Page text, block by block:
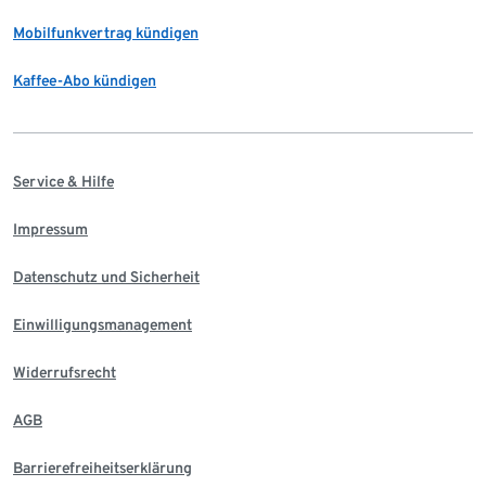
Mobilfunkvertrag kündigen
Kaffee-Abo kündigen
Service & Hilfe
Impressum
Datenschutz und Sicherheit
Einwilligungsmanagement
Widerrufsrecht
AGB
Barrierefreiheitserklärung